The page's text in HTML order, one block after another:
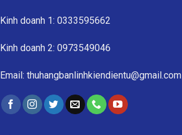
Kinh doanh 1: 0333595662
Kinh doanh 2: 0973549046
Email: thuhangbanlinhkiendientu@gmail.com